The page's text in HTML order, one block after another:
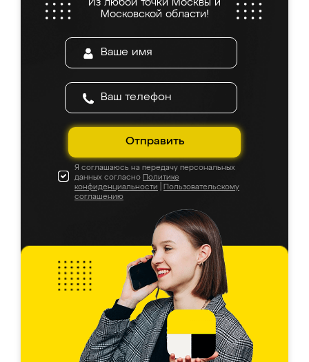
Из любой точки Москвы и
Московской области!
Отправить
Я соглашаюсь на передачу персональных
данных согласно Политике
конфиденциальности
Пользовательскому
соглашению